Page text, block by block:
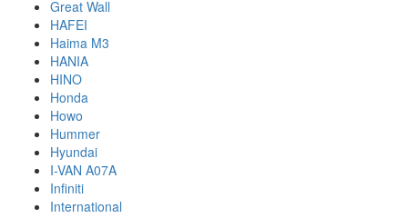
Great Wall
HAFEI
Haima M3
HANIA
HINO
Honda
Howo
Hummer
Hyundai
I-VAN A07A
Infiniti
International